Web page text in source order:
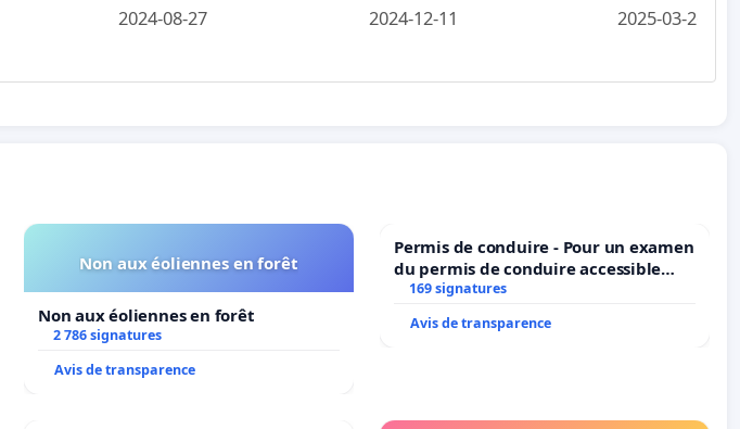
2024-08-27 2024-12-11 2025-03-26
Non aux éoliennes en forêt
Non aux éoliennes en forêt
2 786 signatures
Avis de transparence
Permis de conduire - Pour un examen
du permis de conduire accessible
dans plusieurs langues à Bruxelles
169 signatures
Avis de transparence